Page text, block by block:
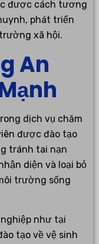
được cách tương
phát triển
xã hội.
An
dịch vụ chăm
được đào tạo
tránh tai nạn
diện và loại bỏ
trường sống
như tại
tạo về vệ sinh